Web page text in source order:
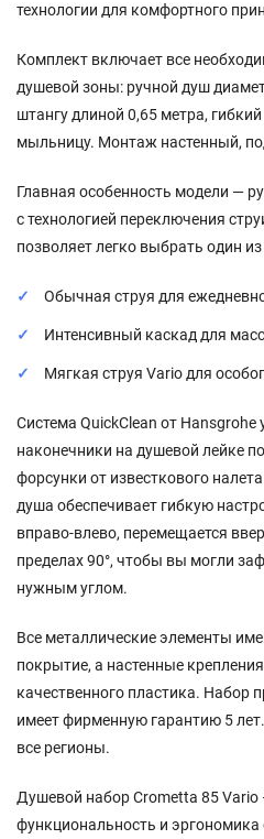
технологии для комфортного
Комплект включает все
душевой зоны: ручной душ
штангу длиной 0,65 метра,
мыльницу. Монтаж настенный,
Главная особенность модели —
с технологией переключения
позволяет легко выбрать один
Обычная струя для
Интенсивный каскад для
Мягкая струя Vario для
Система QuickClean от
наконечники на душевой лейке
форсунки от известкового
душа обеспечивает гибкую
вправо-влево, перемещается
пределах 90°, чтобы вы могли
нужным углом.
Все металлические элементы
покрытие, а настенные
качественного пластика. Набор
имеет фирменную гарантию 5
все регионы.
Душевой набор Crometta 85 Vario
функциональность и эргономика